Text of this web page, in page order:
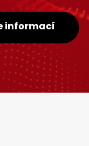
informací